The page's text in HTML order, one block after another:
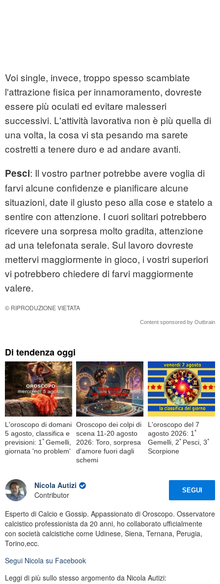
Voi single, invece, troppo spesso scambiate
l'attrazione fisica per innamoramento, dovreste
essere più oculati ed evitare malesseri
successivi. L'attività lavorativa non è più quella di
una volta, la cosa vi sta pesando ma sarete
costretti a tenere duro e ad andare avanti.
Pesci: Il vostro partner potrebbe avere voglia di
farvi alcune confidenze e pianificare alcune
situazioni, date il giusto peso alla cose e statelo a
sentire con attenzione. I cuori solitari potrebbero
ricevere una sorpresa molto gradita, attenzione
ad una telefonata serale. Sul lavoro dovreste
mettervi maggiormente in gioco, i vostri superiori
vi potrebbero chiedere di farvi maggiormente
valere.
© RIPRODUZIONE VIETATA
Content sponsored by Outbrain
Di tendenza oggi
L'oroscopo di domani
5 agosto, classifica e
previsioni: 1ﾟGemelli,
giornata 'no problem'
Oroscopo dei colpi di
scena 11-20 agosto
2026: Toro, sorpresa
d'amore fuori dagli
schemi
L'oroscopo del 7
agosto 2026: 1ﾟ
Gemelli, 2ﾟPesci, 3ﾟ
Scorpione
Nicola Autizi
Contributor
SEGUI
Esperto di Calcio e Gossip. Appassionato di Oroscopo. Osservatore
calcistico professionista da 20 anni, ho collaborato ufficialmente
con società calcistiche come Udinese, Siena, Ternana, Perugia,
Torino,ecc.
Segui Nicola su Facebook
Leggi di più sullo stesso argomento da Nicola Autizi: